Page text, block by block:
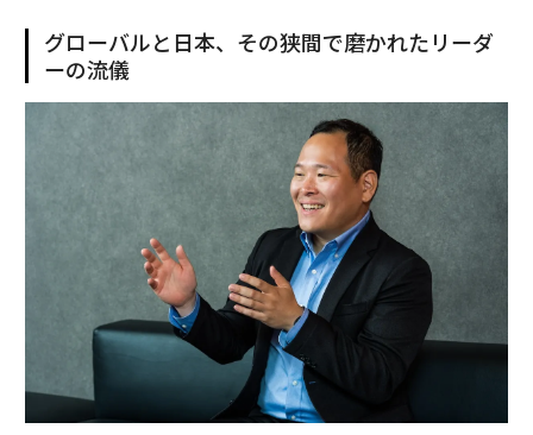
グローバルと日本、その狭間で磨かれたリーダ
ーの流儀